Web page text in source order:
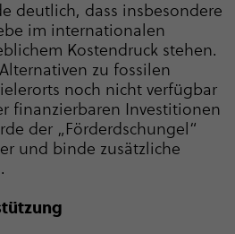
deutlich, dass insbesondere
im inter­na­tio­nalen
Kostendruck stehen.
zu fossilen
noch nicht verfügbar
finanzierbaren Investitionen
der „Förder­dschungel“
und binde zusätzliche